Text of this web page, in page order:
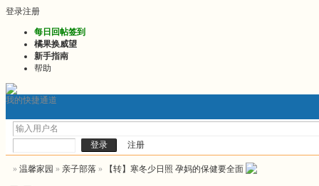
登录注册
每日回帖签到
橘果换威望
新手指南
帮助
我的快捷通道
论坛
注册
» 温馨家园 » 亲子部落 » 【转】寒冬少日照 孕妈的保健要全面